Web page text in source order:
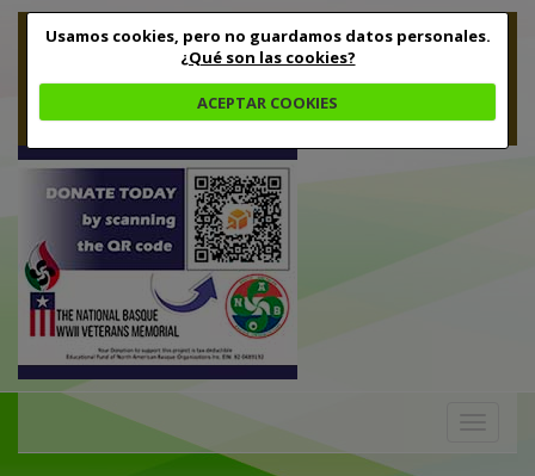
Usamos cookies, pero no guardamos datos personales.
¿Qué son las cookies?
ACEPTAR COOKIES